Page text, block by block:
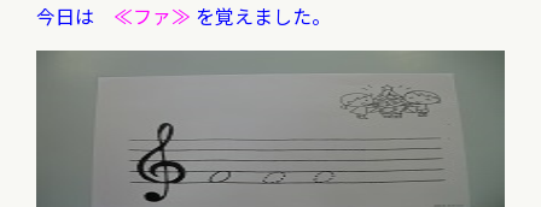
今日は ≪ファ≫ を覚えました。